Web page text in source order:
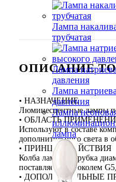
Лампа
трубчатая
Лампа
давления
Лампа
давления
Лампа
лампа
ОПИСАНИЕ
• НАЗНАЧЕНИЕ
Люминесцентные лампы
• ОБЛАСТЬ
Используют в составе
дополнительного света в
• ПРИНЦИП ДЕЙСТВИЯ
Колба лампы – трубка
поставляется с цоколем
• ДОПОЛНИТЕЛЬНЫЕ